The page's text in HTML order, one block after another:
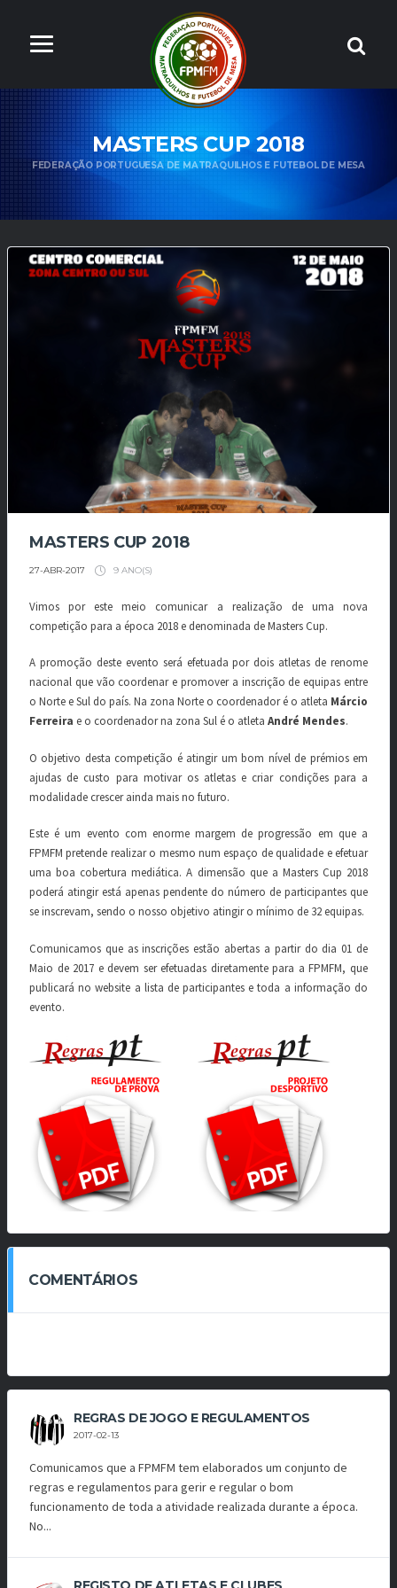
MASTERS CUP 2018
FEDERAÇÃO PORTUGUESA DE MATRAQUILHOS E FUTEBOL DE MESA
MASTERS CUP 2018
27-ABR-2017 9 ANO(S)
Vimos por este meio comunicar a realização de uma nova
competição para a época 2018 e denominada de Masters Cup.
A promoção deste evento será efetuada por dois atletas de renome
nacional que vão coordenar e promover a inscrição de equipas entre
o Norte e Sul do país. Na zona Norte o coordenador é o atleta Márcio
Ferreira e o coordenador na zona Sul é o atleta André Mendes.
O objetivo desta competição é atingir um bom nível de prémios em
ajudas de custo para motivar os atletas e criar condições para a
modalidade crescer ainda mais no futuro.
Este é um evento com enorme margem de progressão em que a
FPMFM pretende realizar o mesmo num espaço de qualidade e efetuar
uma boa cobertura mediática. A dimensão que a Masters Cup 2018
poderá atingir está apenas pendente do número de participantes que
se inscrevam, sendo o nosso objetivo atingir o mínimo de 32 equipas.
Comunicamos que as inscrições estão abertas a partir do dia 01 de
Maio de 2017 e devem ser efetuadas diretamente para a FPMFM, que
publicará no website a lista de participantes e toda a informação do
evento.
COMENTÁRIOS
REGRAS DE JOGO E REGULAMENTOS
2017-02-13
Comunicamos que a FPMFM tem elaborados um conjunto de
regras e regulamentos para gerir e regular o bom
funcionamento de toda a atividade realizada durante a época.
No...